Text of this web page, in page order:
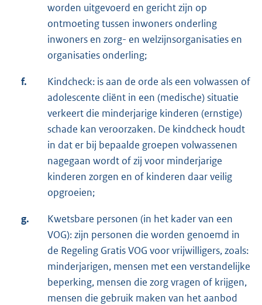
worden uitgevoerd en gericht zijn op
ontmoeting tussen inwoners onderling
inwoners en zorg- en welzijnsorganisaties en
organisaties onderling;
f.
Kindcheck: is aan de orde als een volwassen of
adolescente cliënt in een (medische) situatie
verkeert die minderjarige kinderen (ernstige)
schade kan veroorzaken. De kindcheck houdt
in dat er bij bepaalde groepen volwassenen
nagegaan wordt of zij voor minderjarige
kinderen zorgen en of kinderen daar veilig
opgroeien;
g.
Kwetsbare personen (in het kader van een
VOG): zijn personen die worden genoemd in
de Regeling Gratis VOG voor vrijwilligers, zoals:
minderjarigen, mensen met een verstandelijke
beperking, mensen die zorg vragen of krijgen,
mensen die gebruik maken van het aanbod